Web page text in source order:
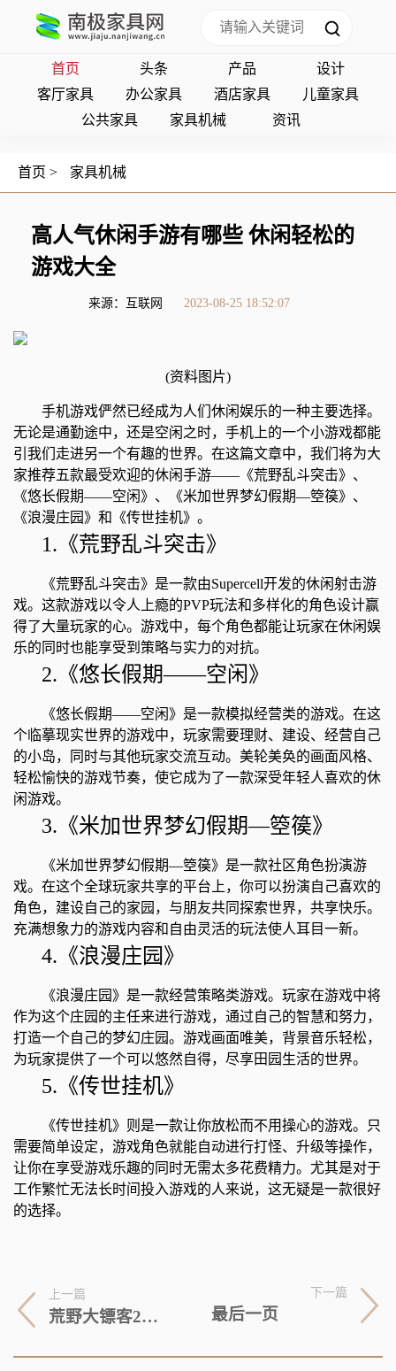
首页 头条 产品
设计
客厅家具
办公家具 酒店家具
儿童家具
公共家具
家具机械 资讯
首页 > 家具机械
高人气休闲手游有哪些 休闲轻松的
游戏大全
来源：互联网 2023-08-25 18:52:07
(资料图片)
手机游戏俨然已经成为人们休闲娱乐的一种主要选择。
无论是通勤途中，还是空闲之时，手机上的一个小游戏都能
引我们走进另一个有趣的世界。在这篇文章中，我们将为大
家推荐五款最受欢迎的休闲手游――《荒野乱斗突击》、
《悠长假期――空闲》、《米加世界梦幻假期―箜篌》、
《浪漫庄园》和《传世挂机》。
1.《荒野乱斗突击》
《荒野乱斗突击》是一款由Supercell开发的休闲射击游
戏。这款游戏以令人上瘾的PVP玩法和多样化的角色设计赢
得了大量玩家的心。游戏中，每个角色都能让玩家在休闲娱
乐的同时也能享受到策略与实力的对抗。
2.《悠长假期――空闲》
《悠长假期――空闲》是一款模拟经营类的游戏。在这
个临摹现实世界的游戏中，玩家需要理财、建设、经营自己
的小岛，同时与其他玩家交流互动。美轮美奂的画面风格、
轻松愉快的游戏节奏，使它成为了一款深受年轻人喜欢的休
闲游戏。
3.《米加世界梦幻假期―箜篌》
《米加世界梦幻假期―箜篌》是一款社区角色扮演游
戏。在这个全球玩家共享的平台上，你可以扮演自己喜欢的
角色，建设自己的家园，与朋友共同探索世界，共享快乐。
充满想象力的游戏内容和自由灵活的玩法使人耳目一新。
4.《浪漫庄园》
《浪漫庄园》是一款经营策略类游戏。玩家在游戏中将
作为这个庄园的主任来进行游戏，通过自己的智慧和努力，
打造一个自己的梦幻庄园。游戏画面唯美，背景音乐轻松，
为玩家提供了一个可以悠然自得，尽享田园生活的世界。
5.《传世挂机》
《传世挂机》则是一款让你放松而不用操心的游戏。只
需要简单设定，游戏角色就能自动进行打怪、升级等操作，
让你在享受游戏乐趣的同时无需太多花费精力。尤其是对于
工作繁忙无法长时间投入游戏的人来说，这无疑是一款很好
的选择。
上一篇
荒野大镖客2（pc连不上怎么办及海豚加速器怎么用）
下一篇
最后一页